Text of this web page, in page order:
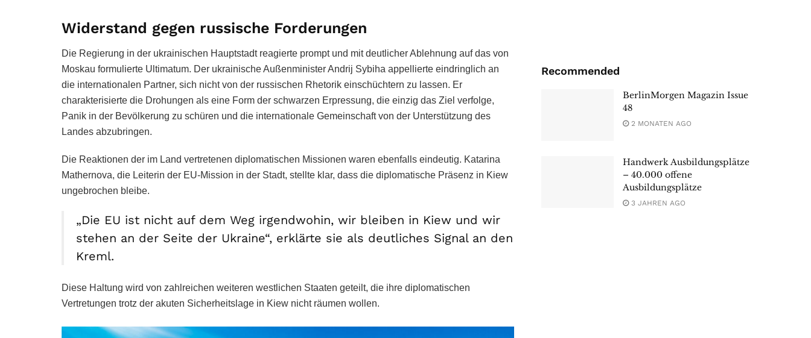
Widerstand gegen russische Forderungen
Die Regierung in der ukrainischen Hauptstadt reagierte prompt und mit deutlicher Ablehnung auf das von
Moskau formulierte Ultimatum. Der ukrainische Außenminister Andrij Sybiha appellierte eindringlich an
die internationalen Partner, sich nicht von der russischen Rhetorik einschüchtern zu lassen. Er
charakterisierte die Drohungen als eine Form der schwarzen Erpressung, die einzig das Ziel verfolge,
Panik in der Bevölkerung zu schüren und die internationale Gemeinschaft von der Unterstützung des
Landes abzubringen.
Die Reaktionen der im Land vertretenen diplomatischen Missionen waren ebenfalls eindeutig. Katarina
Mathernova, die Leiterin der EU-Mission in der Stadt, stellte klar, dass die diplomatische Präsenz in Kiew
ungebrochen bleibe.
„Die EU ist nicht auf dem Weg irgendwohin, wir bleiben in Kiew und wir
stehen an der Seite der Ukraine“, erklärte sie als deutliches Signal an den
Kreml.
Diese Haltung wird von zahlreichen weiteren westlichen Staaten geteilt, die ihre diplomatischen
Vertretungen trotz der akuten Sicherheitslage in Kiew nicht räumen wollen.
Recommended
BerlinMorgen Magazin Issue
48
2 MONATEN AGO
Handwerk Ausbildungsplätze
– 40.000 offene
Ausbildungsplätze
3 JAHREN AGO